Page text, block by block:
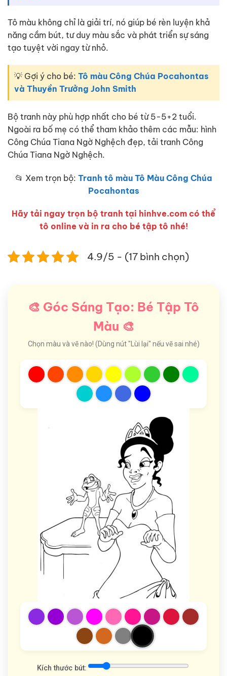
Tô màu không chỉ là giải trí, nó giúp bé rèn luyện khả
năng cầm bút, tư duy màu sắc và phát triển sự sáng
tạo tuyệt vời ngay từ nhỏ.
💡 Gợi ý cho bé: Tô màu Công Chúa Pocahontas
và Thuyền Trưởng John Smith
Bộ tranh này phù hợp nhất cho bé từ 5-5+2 tuổi.
Ngoài ra bố mẹ có thể tham khảo thêm các mẫu: hình
Công Chúa Tiana Ngờ Nghệch đẹp, tải tranh Công
Chúa Tiana Ngờ Nghệch.
📂 Xem trọn bộ: Tranh tô màu Tô Màu Công Chúa
Pocahontas
Hãy tải ngay trọn bộ tranh tại hinhve.com có thể
tô online và in ra cho bé tập tô nhé!
4.9/5 - (17 bình chọn)
🎨 Góc Sáng Tạo: Bé Tập Tô
Màu 🎨
Chọn màu và vẽ nào! (Dùng nút "Lùi lại" nếu vẽ sai nhé)
Kích thước bút: